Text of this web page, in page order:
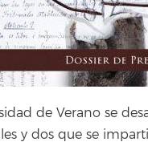
de Verano se
y dos que se